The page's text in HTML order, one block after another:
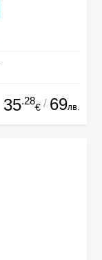
35.28
€ / 69лв.